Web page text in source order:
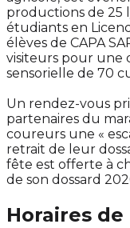
productions de 25
étudiants en
élèves de CAPA
visiteurs pour une
sensorielle de 70
Un rendez-vous
partenaires du
coureurs une «
retrait de leur
fête est offerte à
de son dossard
Horaires